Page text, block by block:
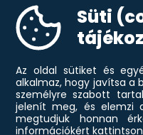
72/FA 30
Süti
Az oldal sütiket és
alkalmaz, hogy javítsa a
személyre szabott
jelenít meg, és elemzi
megtudjuk honnan
információkért